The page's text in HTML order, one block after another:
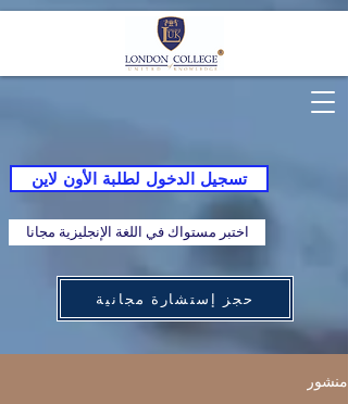
تسجيل الدخول لطلبة الأون لاين
اختبر مستواك في اللغة الإنجليزية مجانا
حجز إستشارة مجانية
منشور